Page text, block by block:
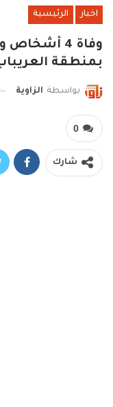
اخبار الرئيسية
وفاة 4
بمنطقة
بواسطة الزاوية
0
شارك